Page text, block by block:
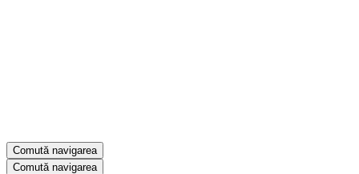
Comută navigarea
Comută navigarea